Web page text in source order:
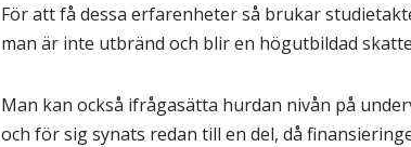
För att få dessa erfarenheter så brukar
man är inte utbränd och blir en högutbildad
Man kan också ifrågasätta hurdan nivån på
och för sig synats redan till en del, då